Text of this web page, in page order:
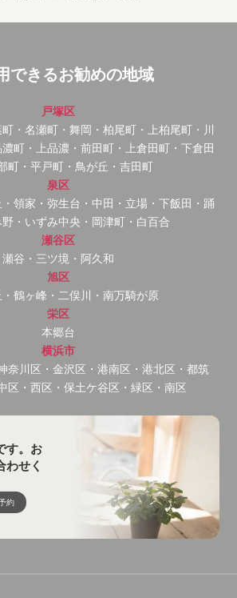
できるお勧めの地域
戸塚区
・名瀬町・舞岡・柏尾町・上柏尾町・川
濃町・上品濃・前田町・上倉田町・下倉田
町・平戸町・鳥が丘・吉田町
泉区
領家・弥生台・中田・立場・下飯田・踊
・いずみ中央・岡津町・白百合
瀬谷区
瀬谷・三ツ境・阿久和
旭区
鶴ヶ峰・二俣川・南万騎が原
栄区
本郷台
横浜市
奈川区・金沢区・港南区・港北区・都筑
区・西区・保土ケ谷区・緑区・南区
す。お
わせく
約